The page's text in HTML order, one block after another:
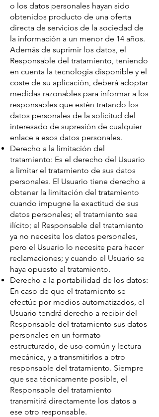
o los datos personales hayan sido
obtenidos producto de una oferta
directa de servicios de la sociedad de
la información a un menor de 14 años.
Además de suprimir los datos, el
Responsable del tratamiento, teniendo
en cuenta la tecnología disponible y el
coste de su aplicación, deberá adoptar
medidas razonables para informar a los
responsables que estén tratando los
datos personales de la solicitud del
interesado de supresión de cualquier
enlace a esos datos personales.
Derecho a la limitación del
tratamiento: Es el derecho del Usuario
a limitar el tratamiento de sus datos
personales. El Usuario tiene derecho a
obtener la limitación del tratamiento
cuando impugne la exactitud de sus
datos personales; el tratamiento sea
ilícito; el Responsable del tratamiento
ya no necesite los datos personales,
pero el Usuario lo necesite para hacer
reclamaciones; y cuando el Usuario se
haya opuesto al tratamiento.
Derecho a la portabilidad de los datos:
En caso de que el tratamiento se
efectúe por medios automatizados, el
Usuario tendrá derecho a recibir del
Responsable del tratamiento sus datos
personales en un formato
estructurado, de uso común y lectura
mecánica, y a transmitirlos a otro
responsable del tratamiento. Siempre
que sea técnicamente posible, el
Responsable del tratamiento
transmitirá directamente los datos a
ese otro responsable.